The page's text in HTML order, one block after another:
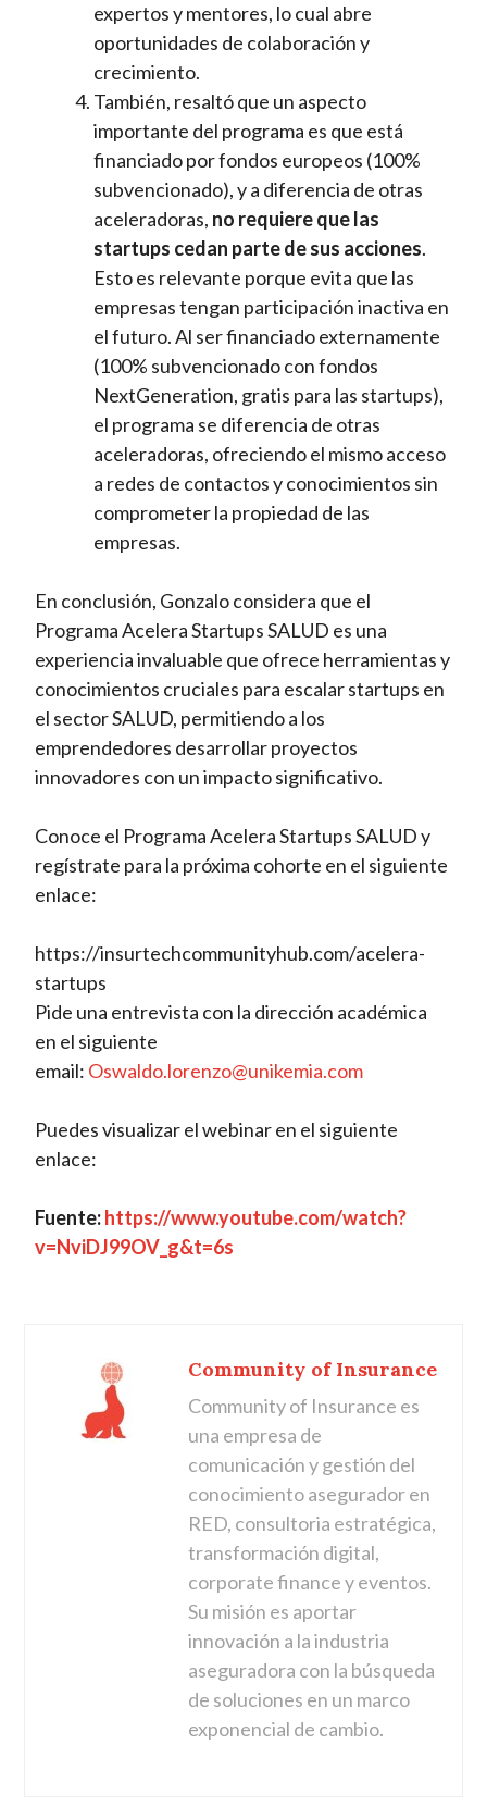
expertos y mentores, lo cual abre
oportunidades de colaboración y
crecimiento.
También, resaltó que un aspecto
importante del programa es que está
financiado por fondos europeos (100%
subvencionado), y a diferencia de otras
aceleradoras, no requiere que las
startups cedan parte de sus acciones.
Esto es relevante porque evita que las
empresas tengan participación inactiva en
el futuro. Al ser financiado externamente
(100% subvencionado con fondos
NextGeneration, gratis para las startups),
el programa se diferencia de otras
aceleradoras, ofreciendo el mismo acceso
a redes de contactos y conocimientos sin
comprometer la propiedad de las
empresas.
En conclusión, Gonzalo considera que el
Programa Acelera Startups SALUD es una
experiencia invaluable que ofrece herramientas y
conocimientos cruciales para escalar startups en
el sector SALUD, permitiendo a los
emprendedores desarrollar proyectos
innovadores con un impacto significativo.
Conoce el Programa Acelera Startups SALUD y
regístrate para la próxima cohorte en el siguiente
enlace:
https://insurtechcommunityhub.com/acelera-
startups
Pide una entrevista con la dirección académica
en el siguiente
email: Oswaldo.lorenzo@unikemia.com
Puedes visualizar el webinar en el siguiente
enlace:
Fuente:https://www.youtube.com/watch?
v=NviDJ99OV_g&t=6s
Community of Insurance
Community of Insurance es
una empresa de
comunicación y gestión del
conocimiento asegurador en
RED, consultoria estratégica,
transformación digital,
corporate finance y eventos.
Su misión es aportar
innovación a la industria
aseguradora con la búsqueda
de soluciones en un marco
exponencial de cambio.